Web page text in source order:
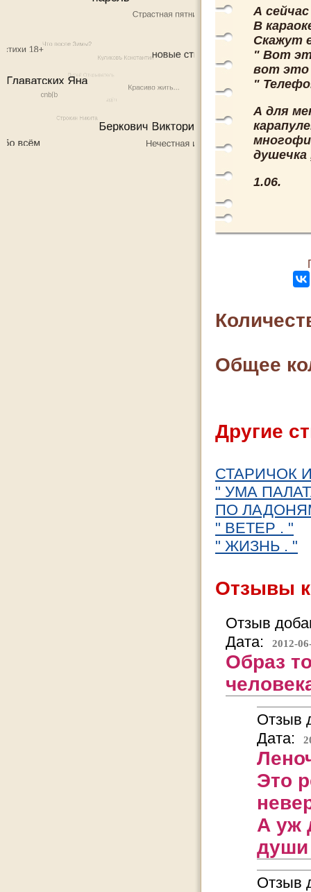
А
В
Скажут
" Вот
вот это
"
А для
душечка
1.06.
Общее
Другие
СТАРИЧОК
" УМА
ПО
" ВЕТЕР . "
" ЖИЗНЬ . "
Отзывы
Отзыв
Дата:
2012-
Образ
Отзыв
Дата:
Это
А уж
души
Отзыв